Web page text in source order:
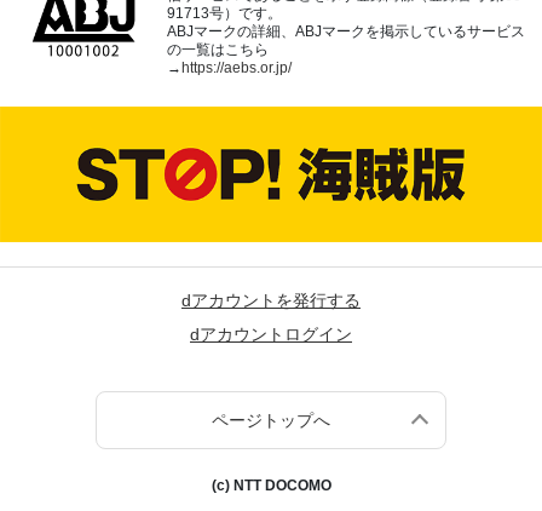
91713号）です。
ABJマークの詳細、ABJマークを掲示しているサービス
の一覧はこちら
→https://aebs.or.jp/
dアカウントを発行する
dアカウントログイン
ページトップへ
(c) NTT DOCOMO